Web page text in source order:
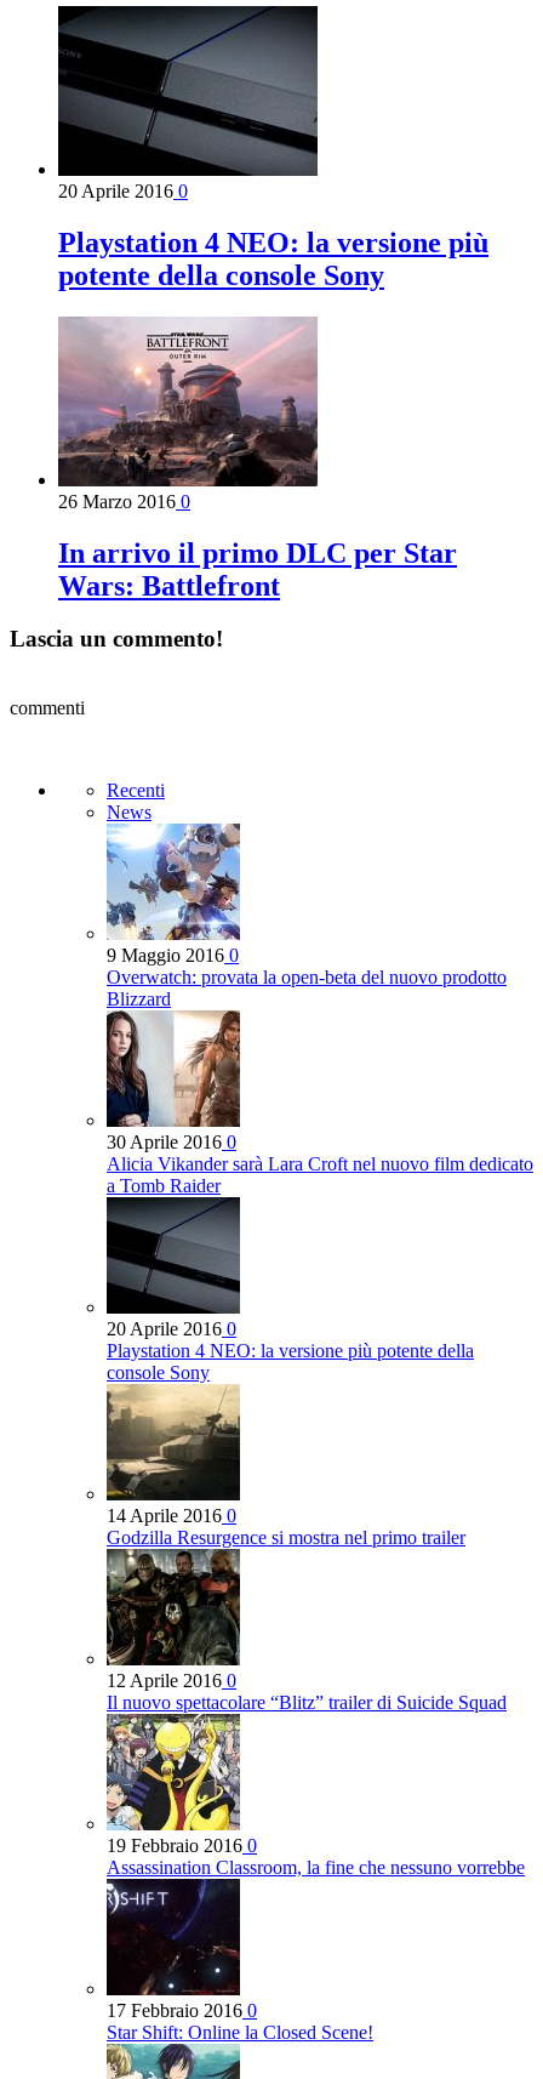
20 Aprile 2016 0
Playstation 4 NEO: la versione più
potente della console Sony
26 Marzo 2016 0
In arrivo il primo DLC per Star
Wars: Battlefront
Lascia un commento!
commenti
Recenti
News
9 Maggio 2016 0
Overwatch: provata la open-beta del nuovo prodotto
Blizzard
30 Aprile 2016 0
Alicia Vikander sarà Lara Croft nel nuovo film dedicato
a Tomb Raider
20 Aprile 2016 0
Playstation 4 NEO: la versione più potente della
console Sony
14 Aprile 2016 0
Godzilla Resurgence si mostra nel primo trailer
12 Aprile 2016 0
Il nuovo spettacolare “Blitz” trailer di Suicide Squad
19 Febbraio 2016 0
Assassination Classroom, la fine che nessuno vorrebbe
17 Febbraio 2016 0
Star Shift: Online la Closed Scene!